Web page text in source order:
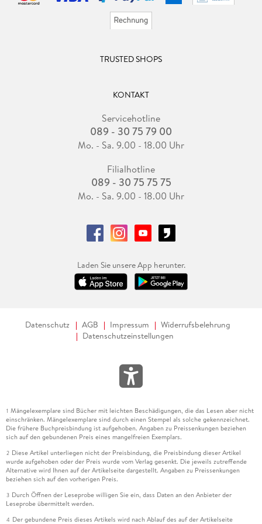
TRUSTED SHOPS
KONTAKT
Servicehotline
089 - 30 75 79 00
Mo. - Sa. 9.00 - 18.00 Uhr
Filialhotline
089 - 30 75 75 75
Mo. - Sa. 9.00 - 18.00 Uhr
Laden Sie unsere App herunter.
Datenschutz AGB Impressum
Widerrufsbelehrung
Datenschutzeinstellungen
1 Mängelexemplare sind Bücher mit leichten Beschädigungen, die das Lesen aber nicht
einschränken. Mängelexemplare sind durch einen Stempel als solche gekennzeichnet.
Die frühere Buchpreisbindung ist aufgehoben. Angaben zu Preissenkungen beziehen
sich auf den gebundenen Preis eines mangelfreien Exemplars.
2 Diese Artikel unterliegen nicht der Preisbindung, die Preisbindung dieser Artikel
wurde aufgehoben oder der Preis wurde vom Verlag gesenkt. Die jeweils zutreffende
Alternative wird Ihnen auf der Artikelseite dargestellt. Angaben zu Preissenkungen
beziehen sich auf den vorherigen Preis.
3 Durch Öffnen der Leseprobe willigen Sie ein, dass Daten an den Anbieter der
Leseprobe übermittelt werden.
4 Der gebundene Preis dieses Artikels wird nach Ablauf des auf der Artikelseite